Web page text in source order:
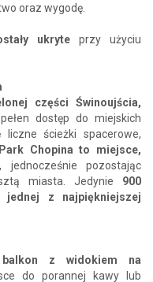
oraz wygodę.
ukryte przy użyciu
części Świnoujścia,
dostęp do miejskich
ścieżki spacerowe,
Chopina to miejsce,
, jednocześnie pozostając
miasta. Jedynie 900
z najpiękniejszej
balkon z widokiem na
do porannej kawy lub